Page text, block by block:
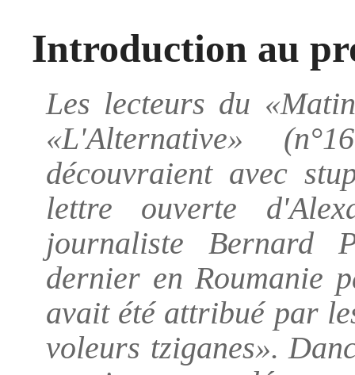
Introduction au
Les lecteurs du
«L'Alternative»
découvraient avec
lettre ouverte
journaliste Bernard
dernier en Roumanie
avait été attribué par
voleurs tziganes».